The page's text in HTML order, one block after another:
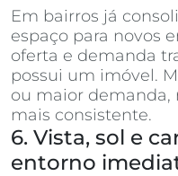
Em bairros já
espaço para novos
oferta e demanda
possui um imóvel.
ou maior demanda,
mais consistente.
6. Vista, sol e
entorno